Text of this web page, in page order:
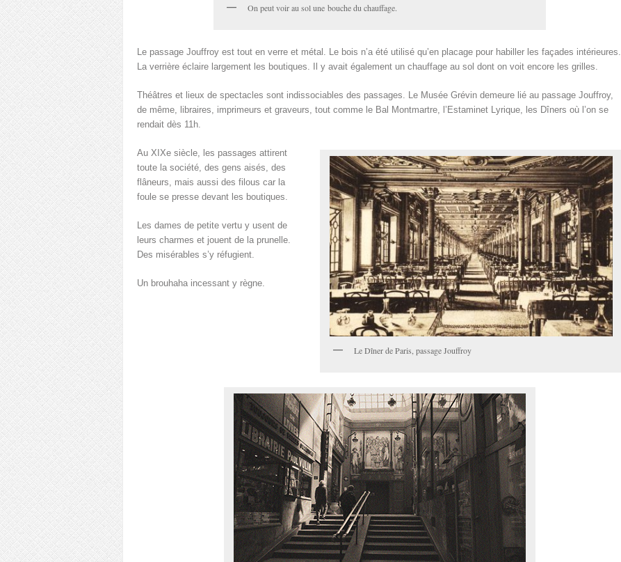
On peut voir au sol une bouche du chauffage.
Le passage Jouffroy est tout en verre et métal. Le bois n’a été utilisé qu’en placage pour habiller les façades intérieures.
La verrière éclaire largement les boutiques. Il y avait également un chauffage au sol dont on voit encore les grilles.
Théâtres et lieux de spectacles sont indissociables des passages. Le Musée Grévin demeure lié au passage Jouffroy,
de même, libraires, imprimeurs et graveurs, tout comme le Bal Montmartre, l’Estaminet Lyrique, les Dîners où l’on se
rendait dès 11h.
Le Dîner de Paris, passage Jouffroy
Au XIXe siècle, les passages attirent
toute la société, des gens aisés, des
flâneurs, mais aussi des filous car la
foule se presse devant les boutiques.
Les dames de petite vertu y usent de
leurs charmes et jouent de la prunelle.
Des misérables s’y réfugient.
Un brouhaha incessant y règne.